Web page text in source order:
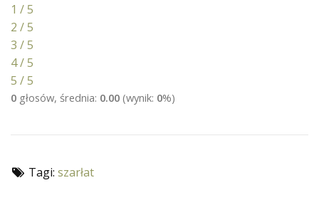
1 / 5
2 / 5
3 / 5
4 / 5
5 / 5
0 głosów, średnia: 0.00 (wynik: 0%)
Tagi: szarłat